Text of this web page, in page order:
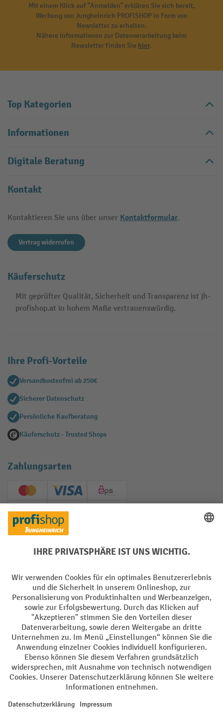
Mit einem Klick auf "Anmelden" erklären Sie sich bereit,
Werbung von Jungheinrich PROFISHOP in Form von
Newsletter zu erhalten.
Nähere Informationen zur Datenverarbeitung beim
Newsletter finden Sie hier.
Top Kategorien
Informationen
Digitale Beratung
Kontakt
Kontaktieren Sie uns über unser Kontaktformular.
Vertrag widerrufen
Käuferschutz
Mit geprüfter Qualität, Sicherheit und Transparenz ist jh-
profishop.at in hohem Maße vertrauenswürdig.
Ihre Profi-Vorteile
Versandkostenfrei ab 250€
Sicherer Datenschutz
Persönliche Kaufberatung
Käuferschutz - Trusted Shops
Zahlungsarten
Creditcard (Master)Creditcard (Visa)
EPS
PayPal
Soziale Netzwerke
Impressum Datenschutz
Barrierefreiheit Privacy Settings
Alle Preise exkl. gesetzl. Mehrwertsteuer zzgl.Versandkostenund ggf.
Nachnahmegebühren, wenn nicht anders angegeben.
¹ Der Rabatt gilt so lange der Vorrat reicht. Der Rabatt gilt nicht auf
oder Gutscheinen ist nicht möglich. | ² Der Rabatt wird einmalig bei